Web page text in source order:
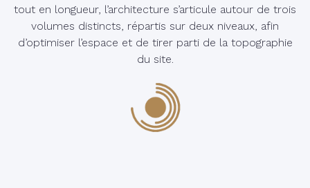
tout en longueur, l’architecture s’articule autour de trois
volumes distincts, répartis sur deux niveaux, afin
d’optimiser l’espace et de tirer parti de la topographie
du site.